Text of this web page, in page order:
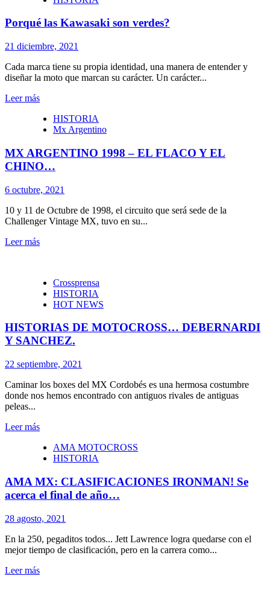
Porqué las Kawasaki son verdes?
21 diciembre, 2021
Cada marca tiene su propia identidad, una manera de entender y
diseñar la moto que marcan su carácter. Un carácter...
Leer más
HISTORIA
Mx Argentino
MX ARGENTINO 1998 – EL FLACO Y EL
CHINO…
6 octubre, 2021
10 y 11 de Octubre de 1998, el circuito que será sede de la
Challenger Vintage MX, tuvo en su...
Leer más
Crossprensa
HISTORIA
HOT NEWS
HISTORIAS DE MOTOCROSS… DEBERNARDI
Y SANCHEZ.
22 septiembre, 2021
Caminar los boxes del MX Cordobés es una hermosa costumbre
donde nos hemos encontrado con antiguos rivales de antiguas
peleas...
Leer más
AMA MOTOCROSS
HISTORIA
AMA MX: CLASIFICACIONES IRONMAN! Se
acerca el final de año…
28 agosto, 2021
En la 250, pegaditos todos... Jett Lawrence logra quedarse con el
mejor tiempo de clasificación, pero en la carrera como...
Leer más